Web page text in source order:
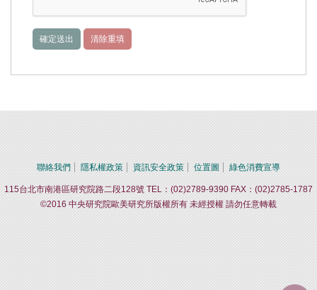
聯絡我們 隱私權政策 資訊安全政策 位置圖 綠色消費宣導
115台北市南港區研究院路二段128號 TEL：(02)2789-9390 FAX：(02)2785-1787
©2016 中央研究院歐美研究所版權所有 未經授權 請勿任意轉載